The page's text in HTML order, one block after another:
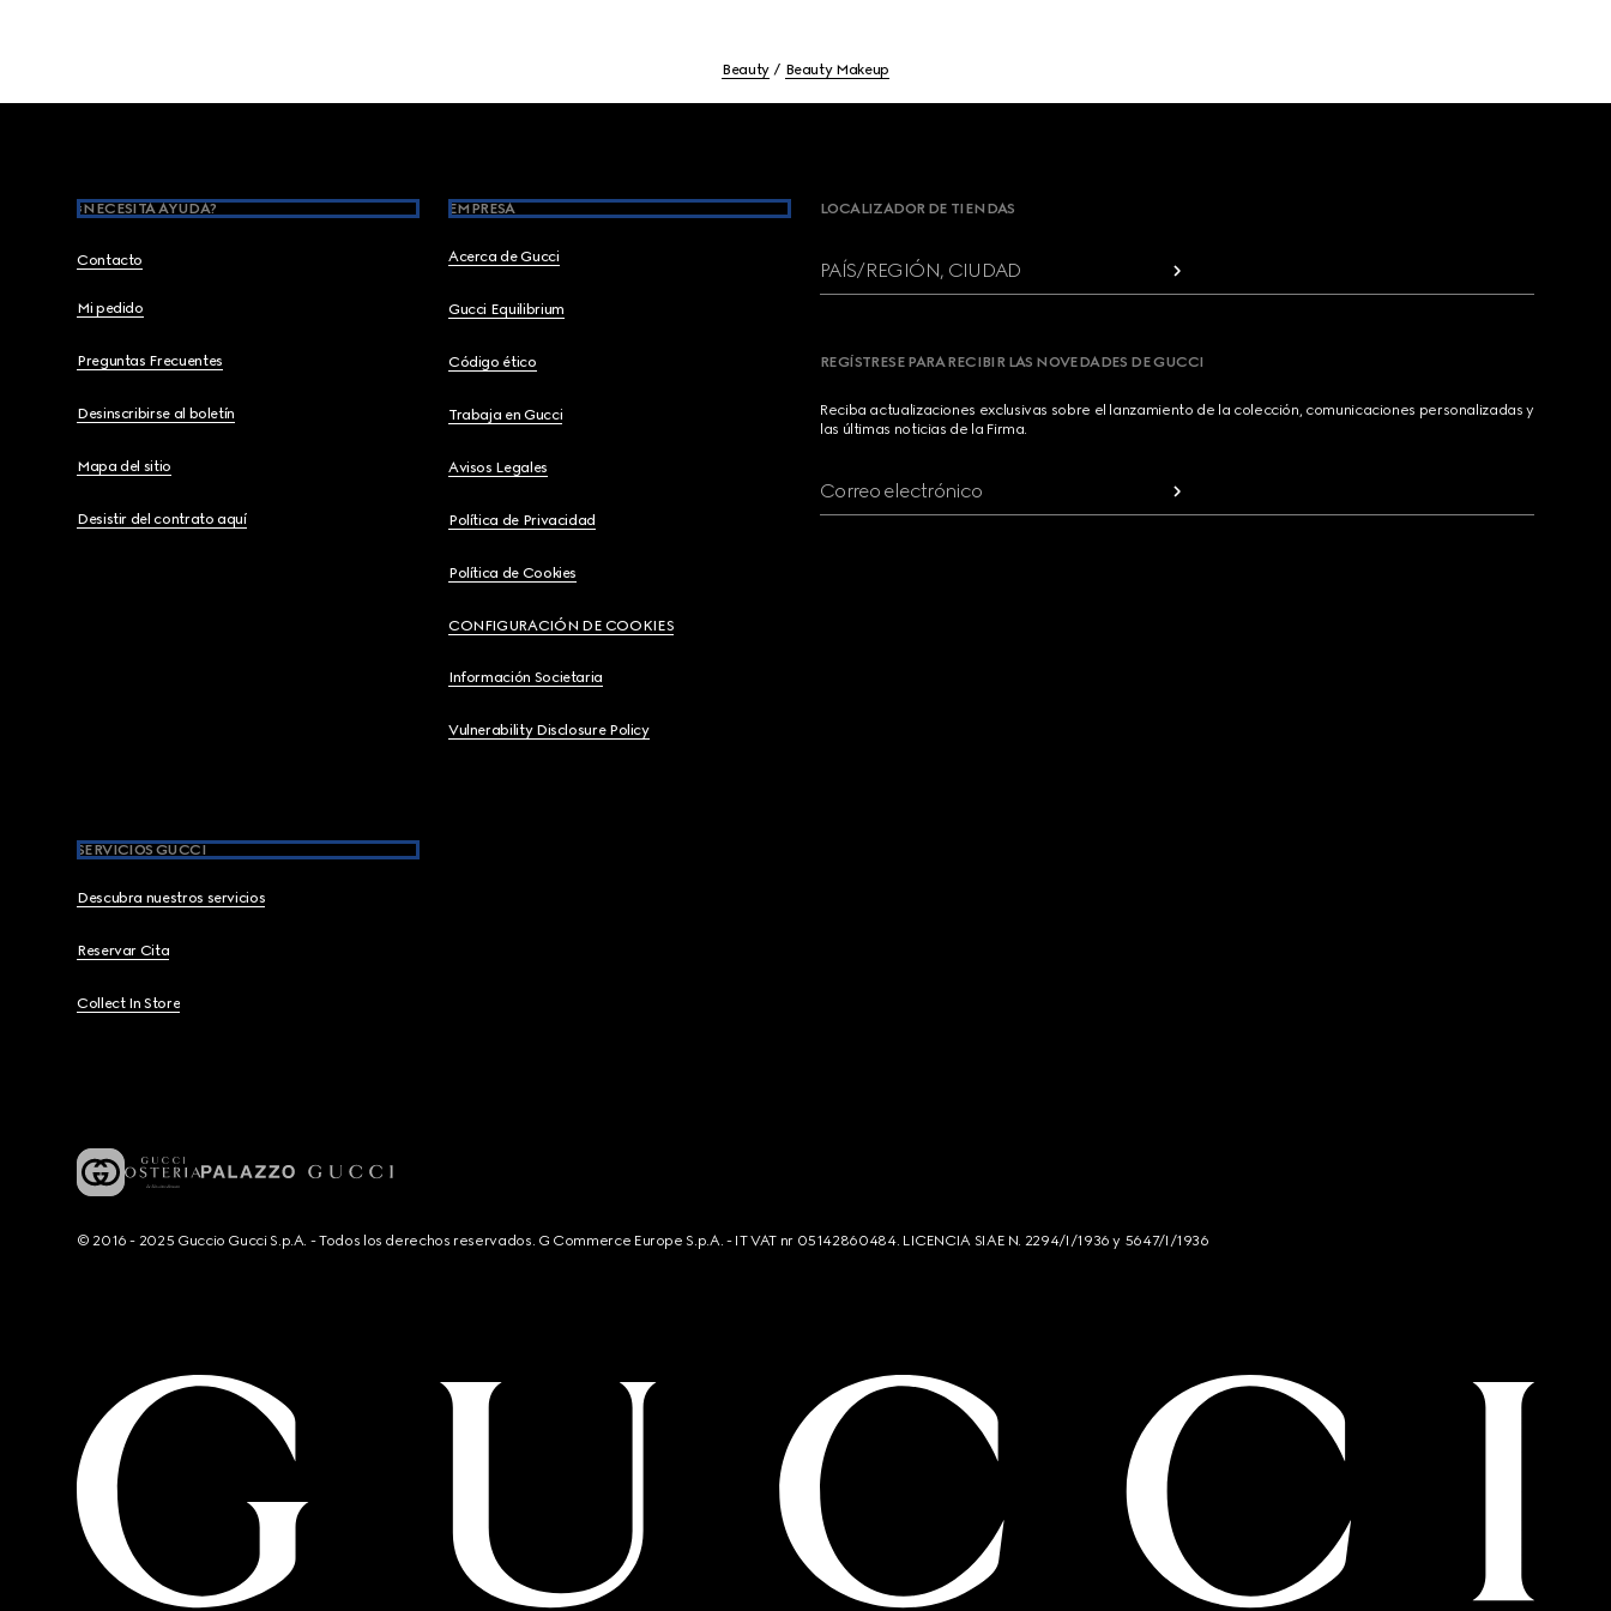
Beauty Beauty Makeup
¿NECESITA AYUDA?
Contacto
Mi pedido
Preguntas Frecuentes
Desinscribirse al boletín
Mapa del sitio
Desistir del contrato aquí
EMPRESA
Acerca de Gucci
Gucci Equilibrium
Código ético
Trabaja en Gucci
Avisos Legales
Política de Privacidad
Política de Cookies
CONFIGURACIÓN DE COOKIES
Información Societaria
Vulnerability Disclosure Policy
SERVICIOS GUCCI
Descubra nuestros servicios
Reservar Cita
Collect In Store
LOCALIZADOR DE TIENDAS
PAÍS/REGIÓN, CIUDAD
REGÍSTRESE PARA RECIBIR LAS NOVEDADES DE GUCCI
Reciba actualizaciones exclusivas sobre el lanzamiento de la colección, comunicaciones personalizadas y
las últimas noticias de la Firma.
Correo electrónico
© 2016 - 2025 Guccio Gucci S.p.A. - Todos los derechos reservados. G Commerce Europe S.p.A. - IT VAT nr 05142860484. LICENCIA SIAE N. 2294/I/1936 y 5647/I/1936